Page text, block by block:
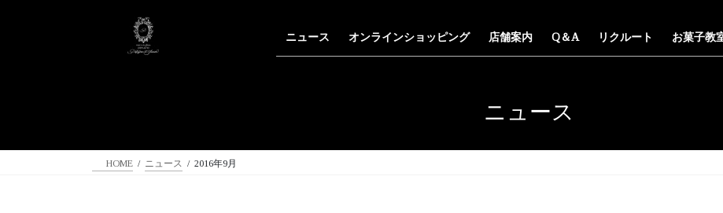
ニュース オンラインショッピング 店舗案内 Q＆A リクルート お菓子教
ニュース
HOME ニュース 2016年9月